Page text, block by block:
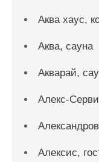
Аква хаус,
Аква, сауна
Акварай,
Алекс-
Алексис,